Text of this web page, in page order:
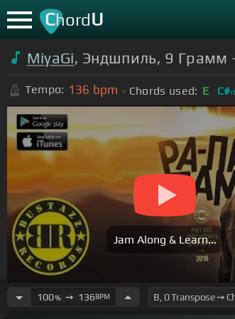
ChordU
MiyaGi, Эндшпиль, 9 Грамм
Tempo: 136 bpm Chords used: E C#
Jam Along & Learn...
100%➙ 136BPM